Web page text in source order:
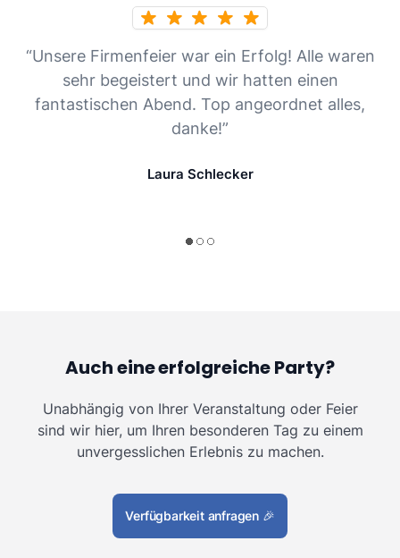
“Unsere Firmenfeier war ein Erfolg! Alle waren
sehr begeistert und wir hatten einen
fantastischen Abend. Top angeordnet alles,
danke!”
Laura Schlecker
Auch eine erfolgreiche Party?
Unabhängig von Ihrer Veranstaltung oder Feier
sind wir hier, um Ihren besonderen Tag zu einem
unvergesslichen Erlebnis zu machen.
Verfügbarkeit anfragen 🎉